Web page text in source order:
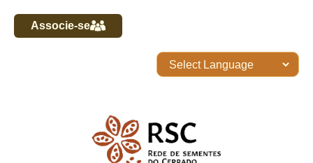
Associe-se